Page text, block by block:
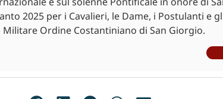
2025 per i Cavalieri, le Dame, i Postulanti e
Militare Ordine Costantiniano di San Giorgio.